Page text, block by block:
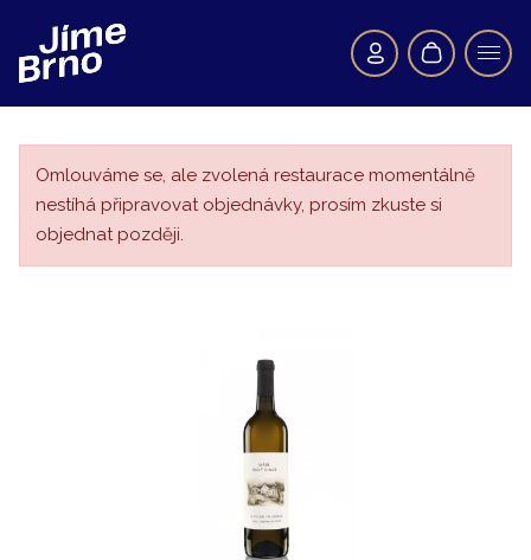
Omlouváme se, ale zvolená restaurace momentálně
nestíhá připravovat objednávky, prosím zkuste si
objednat později.